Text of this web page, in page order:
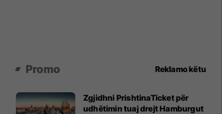
Promo Reklamo këtu
Zgjidhni PrishtinaTicket për
udhëtimin tuaj drejt Hamburgut